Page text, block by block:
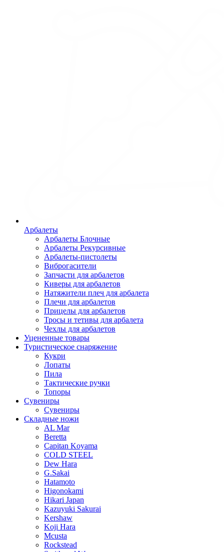
Арбалеты
Арбалеты Блочные
Арбалеты Рекурсивные
Арбалеты-пистолеты
Виброгасители
Запчасти для арбалетов
Киверы для арбалетов
Натяжители плеч для арбалета
Плечи для арбалетов
Прицелы для арбалетов
Тросы и тетивы для арбалета
Чехлы для арбалетов
Уцененные товары
Туристическое снаряжение
Кукри
Лопаты
Пила
Тактические ручки
Топоры
Сувениры
Сувениры
Складные ножи
AL Mar
Beretta
Capitan Koyama
COLD STEEL
Dew Hara
G.Sakai
Hatamoto
Higonokami
Hikari Japan
Kazuyuki Sakurai
Kershaw
Koji Hara
Mcusta
Rockstead